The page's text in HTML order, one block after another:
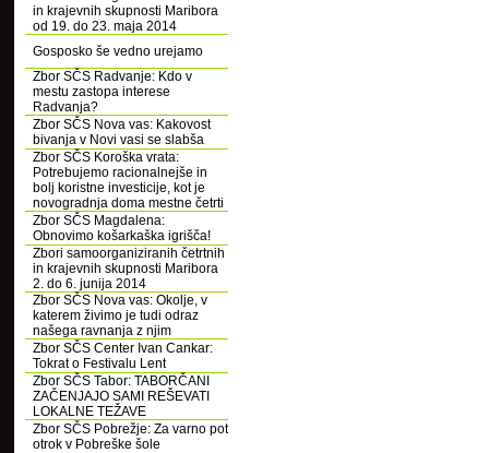
in krajevnih skupnosti Maribora
od 19. do 23. maja 2014
Gosposko še vedno urejamo
Zbor SČS Radvanje: Kdo v
mestu zastopa interese
Radvanja?
Zbor SČS Nova vas: Kakovost
bivanja v Novi vasi se slabša
Zbor SČS Koroška vrata:
Potrebujemo racionalnejše in
bolj koristne investicije, kot je
novogradnja doma mestne četrti
Zbor SČS Magdalena:
Obnovimo košarkaška igrišča!
Zbori samoorganiziranih četrtnih
in krajevnih skupnosti Maribora
2. do 6. junija 2014
Zbor SČS Nova vas: Okolje, v
katerem živimo je tudi odraz
našega ravnanja z njim
Zbor SČS Center Ivan Cankar:
Tokrat o Festivalu Lent
Zbor SČS Tabor: TABORČANI
ZAČENJAJO SAMI REŠEVATI
LOKALNE TEŽAVE
Zbor SČS Pobrežje: Za varno pot
otrok v Pobreške šole